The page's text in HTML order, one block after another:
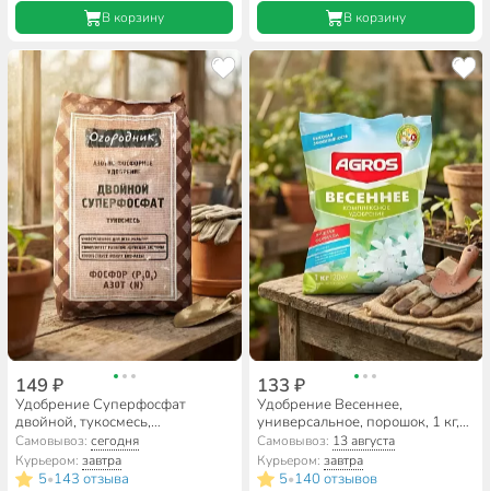
В корзину В корзину
149 ₽
Удобрение Суперфосфат
двойной, тукосмесь,
минеральное, гранулы, 700 г,
Огородник
Самовывоз:сегодня
Курьером:завтра
5•143 отзыва
133 ₽
Удобрение Весеннее,
универсальное, порошок, 1 кг,
Agros
Самовывоз: 13 августа
Курьером: завтра
5•140 отзывов